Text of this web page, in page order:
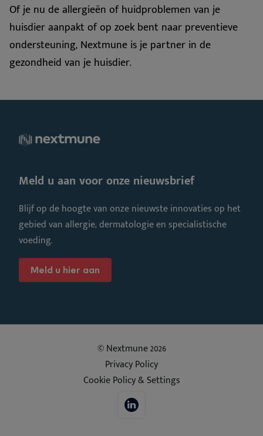
Of je nu de allergieën of huidproblemen van je
huisdier aanpakt of op zoek bent naar preventieve
ondersteuning, Nextmune is je partner in de
gezondheid van je huisdier.
Meld u aan voor onze nieuwsbrief
Blijf op de hoogte van onze nieuwste innovaties op het
gebied van allergie, dermatologie en specialistische
voeding.
Meld u hier aan
© Nextmune 2026
Privacy Policy
Cookie Policy & Settings